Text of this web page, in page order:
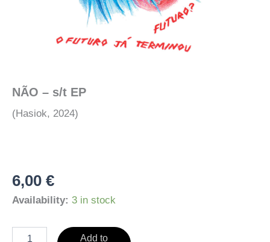
NÃO – s/t EP
(Hasiok, 2024)
6,00 €
Availability: 3 in stock
Add to